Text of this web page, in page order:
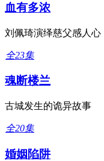
血有多浓
刘佩琦演绎慈父感人心
全23集
魂断楼兰
古城发生的诡异故事
全20集
婚姻陷阱